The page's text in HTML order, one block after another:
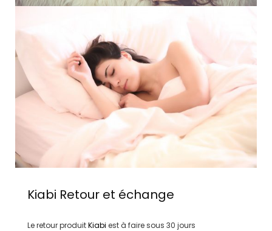
Kiabi Retour et échange
Le retour produitKiabi est à faire sous 30 jours